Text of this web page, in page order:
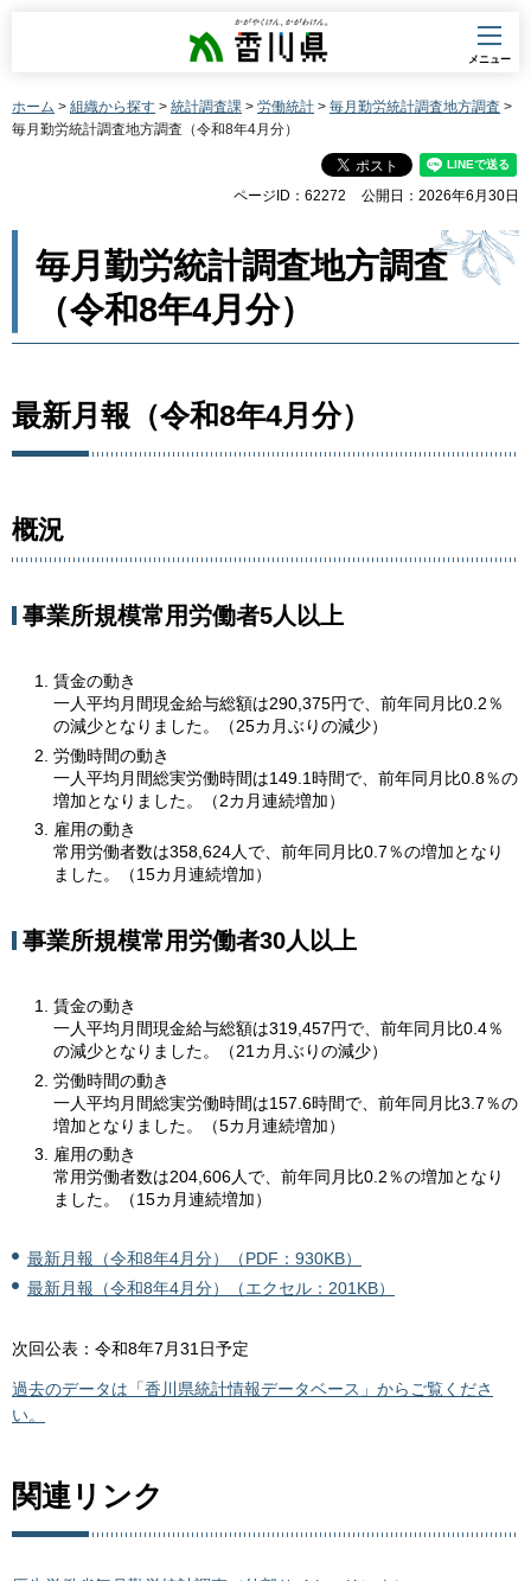
香川県
メニュー
ホーム > 組織から探す > 統計調査課 > 労働統計 > 毎月勤労統計調査地方調査 >
毎月勤労統計調査地方調査（令和8年4月分）
ページID：62272 公開日：2026年6月30日
毎月勤労統計調査地方調査
（令和8年4月分）
最新月報（令和8年4月分）
概況
事業所規模常用労働者5人以上
賃金の動き
一人平均月間現金給与総額は290,375円で、前年同月比0.2％
の減少となりました。（25カ月ぶりの減少）
労働時間の動き
一人平均月間総実労働時間は149.1時間で、前年同月比0.8％の
増加となりました。（2カ月連続増加）
雇用の動き
常用労働者数は358,624人で、前年同月比0.7％の増加となり
ました。（15カ月連続増加）
事業所規模常用労働者30人以上
賃金の動き
一人平均月間現金給与総額は319,457円で、前年同月比0.4％
の減少となりました。（21カ月ぶりの減少）
労働時間の動き
一人平均月間総実労働時間は157.6時間で、前年同月比3.7％の
増加となりました。（5カ月連続増加）
雇用の動き
常用労働者数は204,606人で、前年同月比0.2％の増加となり
ました。（15カ月連続増加）
最新月報（令和8年4月分）（PDF：930KB）
最新月報（令和8年4月分）（エクセル：201KB）
次回公表：令和8年7月31日予定
過去のデータは「香川県統計情報データベース」からご覧くださ
い。
関連リンク